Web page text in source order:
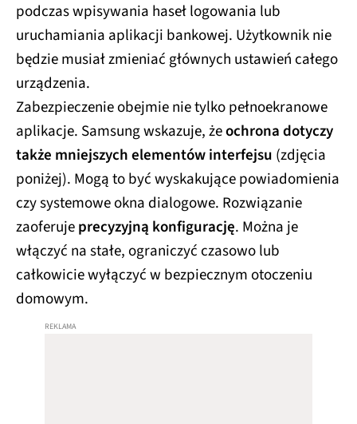
podczas wpisywania haseł logowania lub
uruchamiania aplikacji bankowej. Użytkownik nie
będzie musiał zmieniać głównych ustawień całego
urządzenia.
Zabezpieczenie obejmie nie tylko pełnoekranowe
aplikacje. Samsung wskazuje, żeochrona dotyczy
także mniejszych elementów interfejsu (zdjęcia
poniżej). Mogą to być wyskakujące powiadomienia
czy systemowe okna dialogowe. Rozwiązanie
zaoferujeprecyzyjną konfigurację. Można je
włączyć na stałe, ograniczyć czasowo lub
całkowicie wyłączyć w bezpiecznym otoczeniu
domowym.